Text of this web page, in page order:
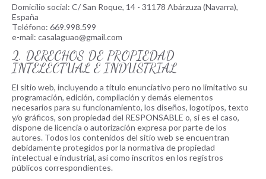
Domicilio social: C/ San Roque, 14 - 31178 Abárzuza (Navarra),
España
Teléfono: 669.998.599
e-mail: casalaguao@gmail.com
2. DERECHOS DE PROPIEDAD
INTELECTUAL E INDUSTRIAL
El sitio web, incluyendo a título enunciativo pero no limitativo su
programación, edición, compilación y demás elementos
necesarios para su funcionamiento, los diseños, logotipos, texto
y/o gráficos, son propiedad del RESPONSABLE o, si es el caso,
dispone de licencia o autorización expresa por parte de los
autores. Todos los contenidos del sitio web se encuentran
debidamente protegidos por la normativa de propiedad
intelectual e industrial, así como inscritos en los registros
públicos correspondientes.